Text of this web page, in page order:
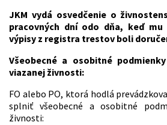
JKM vydá osvedčenie o
pracovných dní odo dňa, keď
výpisy z registra trestov boli
Všeobecné a osobitné
viazanej živnosti:
FO alebo PO, ktorá hodlá
splniť všeobecné a osobitné
živnosti: